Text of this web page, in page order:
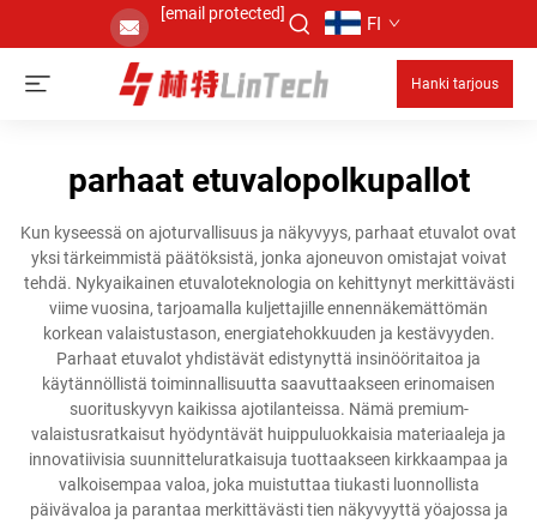
[email protected] FI
Hanki tarjous
parhaat etuvalopolkupallot
Kun kyseessä on ajoturvallisuus ja näkyvyys, parhaat etuvalot ovat
yksi tärkeimmistä päätöksistä, jonka ajoneuvon omistajat voivat
tehdä. Nykyaikainen etuvaloteknologia on kehittynyt merkittävästi
viime vuosina, tarjoamalla kuljettajille ennennäkemättömän
korkean valaistustason, energiatehokkuuden ja kestävyyden.
Parhaat etuvalot yhdistävät edistynyttä insinööritaitoa ja
käytännöllistä toiminnallisuutta saavuttaakseen erinomaisen
suorituskyvyn kaikissa ajotilanteissa. Nämä premium-
valaistusratkaisut hyödyntävät huippuluokkaisia materiaaleja ja
innovatiivisia suunnitteluratkaisuja tuottaakseen kirkkaampaa ja
valkoisempaa valoa, joka muistuttaa tiukasti luonnollista
päivävaloa ja parantaa merkittävästi tien näkyvyyttä yöajossa ja